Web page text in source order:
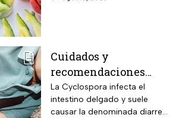
Cuidados y
recomendaciones
para niños ante los
riesgos por cyclospora
La Cyclospora infecta el
intestino delgado y suele
causar la denominada diarrea